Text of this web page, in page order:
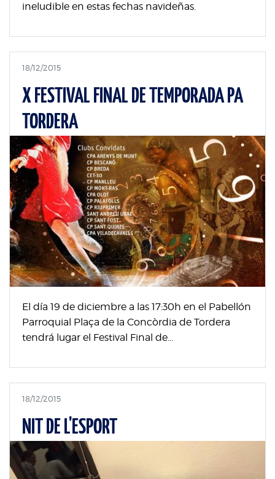
ineludible en estas fechas navideñas.
18/12/2015
X FESTIVAL FINAL DE TEMPORADA PA
TORDERA
El día 19 de diciembre a las 17:30h en el Pabellón
Parroquial Plaça de la Concòrdia de Tordera
tendrá lugar el Festival Final de...
18/12/2015
NIT DE L'ESPORT